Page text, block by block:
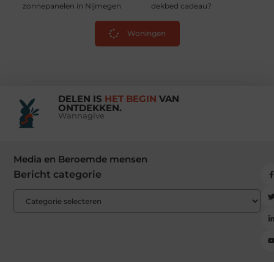
zonnepanelen in Nijmegen
dekbed cadeau?
Woningen
DELEN IS HET BEGIN VAN
ONTDEKKEN.
Wannagive
Media en Beroemde mensen
Bericht categorie